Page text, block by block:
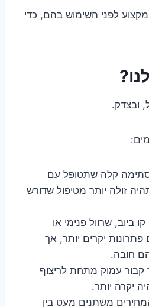
לפני השימוש בהם, כדי
ובצדק.
קלה שתטופל עם
זולה יותר מטיפול שדורש
קו ביוב, שרוול פנימי או
יקרים יותר, אך
חובה.
קבור עמוק מתחת לריצוף
יקרה יותר.
משתנים מעט בין